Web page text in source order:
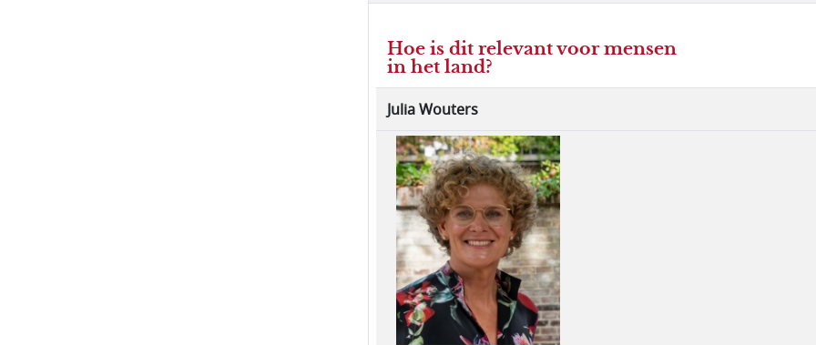
Hoe is dit relevant voor mensen
in het land?
Julia Wouters